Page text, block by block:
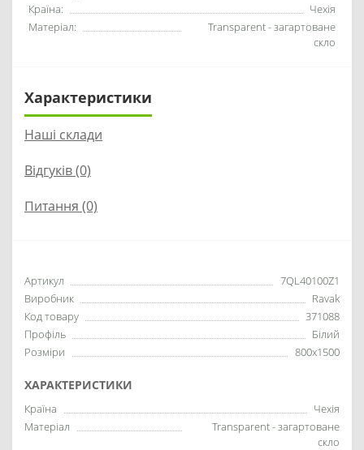
Країна:
Чехія
Матеріал:
Transparent - загартоване
скло
Характеристики
Наші склади
Відгуків (0)
Питання (0)
Артикул
7QL40100Z1
Виробник
Ravak
Код товару
371088
Профіль
Білий
Розміри
800x1500
ХАРАКТЕРИСТИКИ
Країна
Чехія
Матеріал
Transparent - загартоване
скло